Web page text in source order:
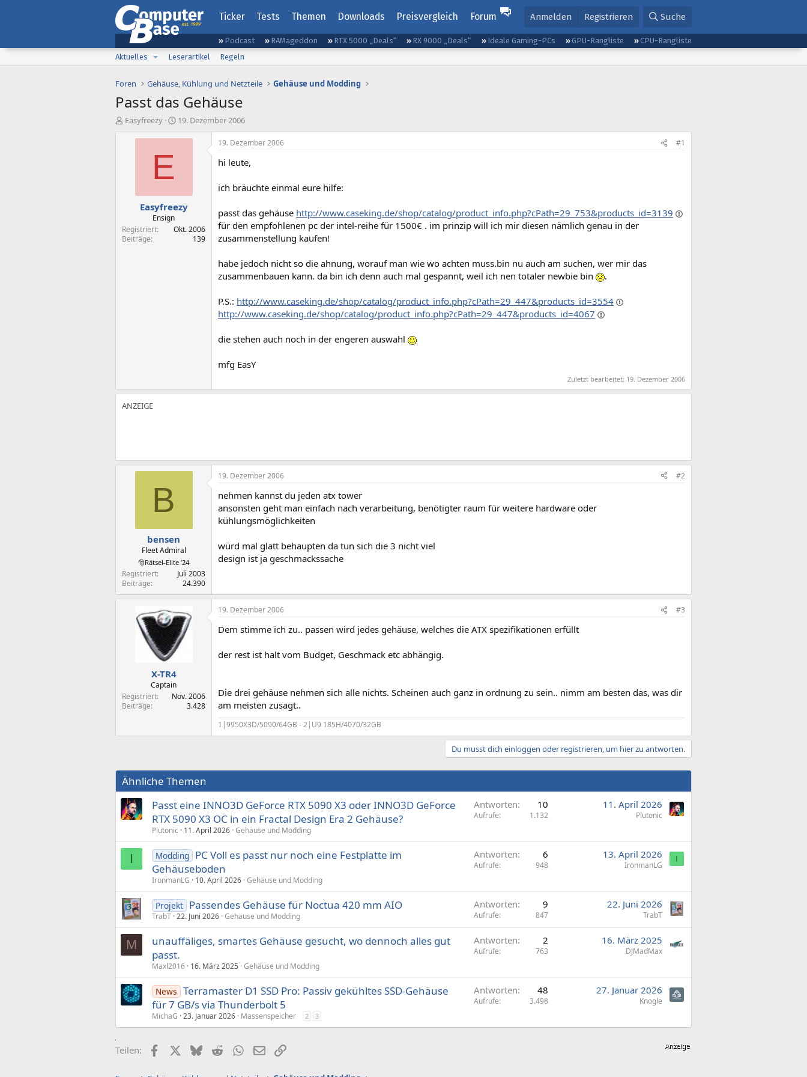
Ticker Tests Themen Downloads Preisvergleich Forum Anmelden Registrieren Suche
Podcast RAMageddon RTX 5000 „Deals“ RX 9000 „Deals“ Ideale Gaming-PCs GPU-Rangliste
CPU-Rangliste
Aktuelles
Leserartikel Regeln
Foren Gehäuse, Kühlung und Netzteile Gehäuse und Modding
Passt das Gehäuse
E
Easyfreezy
E
s
t
a
19. Dezember 2006
E
Easyfreezy
Ensign
Registriert
Okt. 2006
Beiträge
139
19. Dezember 2006 #1
hi leute,
ich bräuchte einmal eure hilfe:
passt das gehäuse http://www.caseking.de/shop/catalog/product_info.php?cPath=29_753&products_id=3139
für den empfohlenen pc der intel-reihe für 1500€ . im prinzip will ich mir diesen nämlich genau in der
zusammenstellung kaufen!
habe jedoch nicht so die ahnung, worauf man wie wo achten muss.bin nu auch am suchen, wer mir das
zusammenbauen kann. da bin ich denn auch mal gespannt, weil ich nen totaler newbie bin
.
P.S.: http://www.caseking.de/shop/catalog/product_info.php?cPath=29_447&products_id=3554
http://www.caseking.de/shop/catalog/product_info.php?cPath=29_447&products_id=4067
die stehen auch noch in der engeren auswahl
mfg EasY
Zuletzt bearbeitet: 19. Dezember 2006
B
bensen
Fleet Admiral
🎅Rätsel-Elite ’24
Registriert
Juli 2003
Beiträge
24.390
19. Dezember 2006 #2
nehmen kannst du jeden atx tower
ansonsten geht man einfach nach verarbeitung, benötigter raum für weitere hardware oder
kühlungsmöglichkeiten
würd mal glatt behaupten da tun sich die 3 nicht viel
design ist ja geschmackssache
X-TR4
Captain
Registriert
Nov. 2006
Beiträge
3.428
19. Dezember 2006 #3
Dem stimme ich zu.. passen wird jedes gehäuse, welches die ATX spezifikationen erfüllt
der rest ist halt vom Budget, Geschmack etc abhängig.
Die drei gehäuse nehmen sich alle nichts. Scheinen auch ganz in ordnung zu sein.. nimm am besten das, was dir
am meisten zusagt..
1|9950X3D/5090/64GB - 2|U9 185H/4070/32GB
Du musst dich einloggen oder registrieren, um hier zu antworten.
Ähnliche Themen
Passt eine INNO3D GeForce RTX 5090 X3 oder INNO3D GeForce
RTX 5090 X3 OC in ein Fractal Design Era 2 Gehäuse?
Plutonic 11. April 2026 Gehäuse und Modding
Antworten 10
Aufrufe 1.132
11. April 2026
Plutonic
I Modding PC Voll es passt nur noch eine Festplatte im
Gehäuseboden
IronmanLG 10. April 2026 Gehäuse und Modding
Antworten 6
Aufrufe 948
13. April 2026
IronmanLG
I
Projekt Passendes Gehäuse für Noctua 420 mm AIO
TrabT 22. Juni 2026 Gehäuse und Modding
Antworten 9
Aufrufe 847
22. Juni 2026
TrabT
M
unauffäliges, smartes Gehäuse gesucht, wo dennoch alles gut
passt.
Maxl2016 16. März 2025 Gehäuse und Modding
Antworten 2
Aufrufe 763
16. März 2025
DJMadMax
News Terramaster D1 SSD Pro: Passiv gekühltes SSD-Gehäuse
für 7 GB/s via Thunderbolt 5
MichaG 23. Januar 2026 Massenspeicher 2 3
Antworten 48
Aufrufe 3.498
27. Januar 2026
Knogle
Teilen: FacebookX (Twitter)
BlueskyRedditWhatsApp
E-MailLink